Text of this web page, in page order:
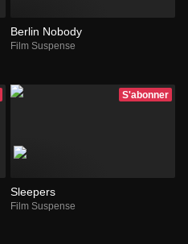
Berlin Nobody
Film Suspense
S'abonner
Sleepers
Film Suspense